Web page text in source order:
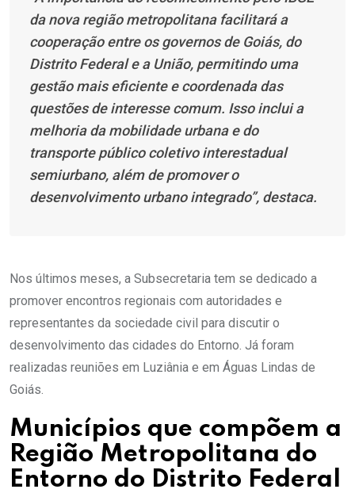
da nova região metropolitana facilitará a
cooperação entre os governos de Goiás, do
Distrito Federal e a União, permitindo uma
gestão mais eficiente e coordenada das
questões de interesse comum. Isso inclui a
melhoria da mobilidade urbana e do
transporte público coletivo interestadual
semiurbano, além de promover o
desenvolvimento urbano integrado”, destaca.
Nos últimos meses, a Subsecretaria tem se dedicado a
promover encontros regionais com autoridades e
representantes da sociedade civil para discutir o
desenvolvimento das cidades do Entorno. Já foram
realizadas reuniões em Luziânia e em Águas Lindas de
Goiás.
Municípios que compõem a
Região Metropolitana do
Entorno do Distrito Federal